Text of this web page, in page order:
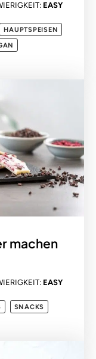
EASY
HAUPTSPEISEN
machen
EASY
SNACKS